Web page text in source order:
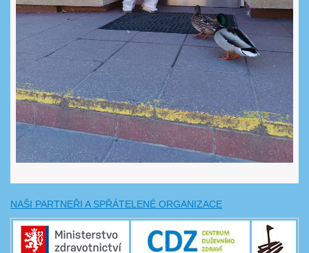
NAŠI PARTNEŘI A SPŘÁTELENÉ ORGANIZACE